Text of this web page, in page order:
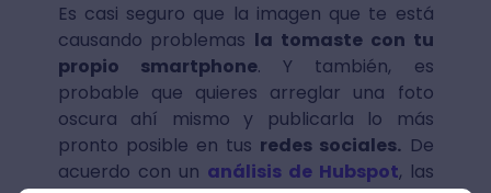
Es casi seguro que la imagen que te está
causando problemas la tomaste con tu
propio smartphone. Y también, es
probable que quieres arreglar una foto
oscura ahí mismo y publicarla lo más
pronto posible en tus redes sociales. De
acuerdo con un análisis de Hubspot, las